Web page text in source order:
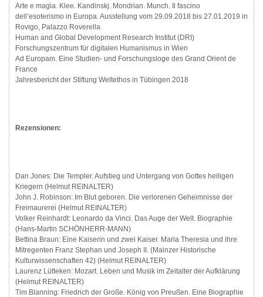
Arte e magia. Klee. Kandinskj. Mondrian. Munch. Il fascino
dell’esoterismo in Europa. Ausstellung vom 29.09.2018 bis 27.01.2019 in
Rovigo, Palazzo Roverella
Human and Global Development Research Institut (DRI)
Forschungszentrum für digitalen Humanismus in Wien
Ad Europam. Eine Studien- und Forschungsloge des Grand Orient de
France
Jahresbericht der Stiftung Weltethos in Tübingen 2018
Rezensionen:
Dan Jones: Die Templer. Aufstieg und Untergang von Gottes heiligen
Kriegern (Helmut REINALTER)
John J. Robinson: Im Blut geboren. Die verlorenen Geheimnisse der
Freimaurerei (Helmut REINALTER)
Volker Reinhardt: Leonardo da Vinci. Das Auge der Welt. Biographie
(Hans-Martin SCHÖNHERR-MANN)
Bettina Braun: Eine Kaiserin und zwei Kaiser. Maria Theresia und ihre
Mitregenten Franz Stephan und Joseph II. (Mainzer Historische
Kulturwissenschaften 42) (Helmut REINALTER)
Laurenz Lütteken: Mozart. Leben und Musik im Zeitalter der Aufklärung
(Helmut REINALTER)
Tim Blanning: Friedrich der Große. König von Preußen. Eine Biographie